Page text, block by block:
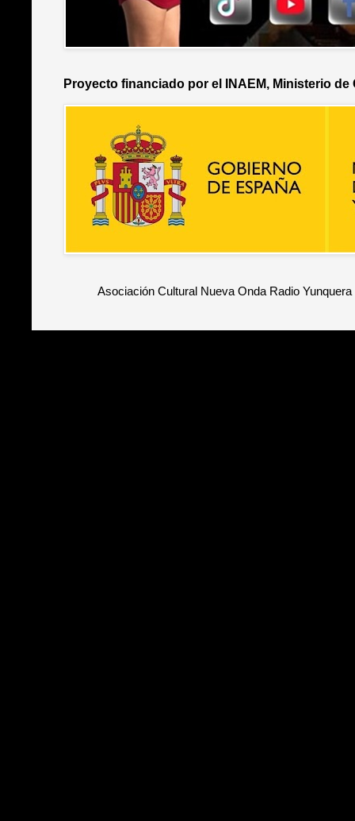
Proyecto financiado por el INAEM, Ministerio de
Asociación Cultural Nueva Onda Radio